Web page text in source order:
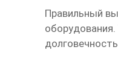
Правильный